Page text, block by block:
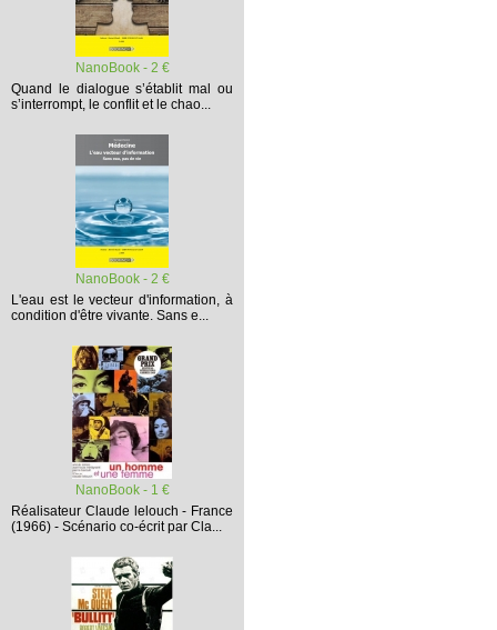
NanoBook - 2 €
Quand le dialogue s’établit mal ou
s’interrompt, le conflit et le chao...
NanoBook - 2 €
L'eau est le vecteur d'information, à
condition d'être vivante. Sans e...
NanoBook - 1 €
Réalisateur Claude lelouch - France
(1966) - Scénario co-écrit par Cla...